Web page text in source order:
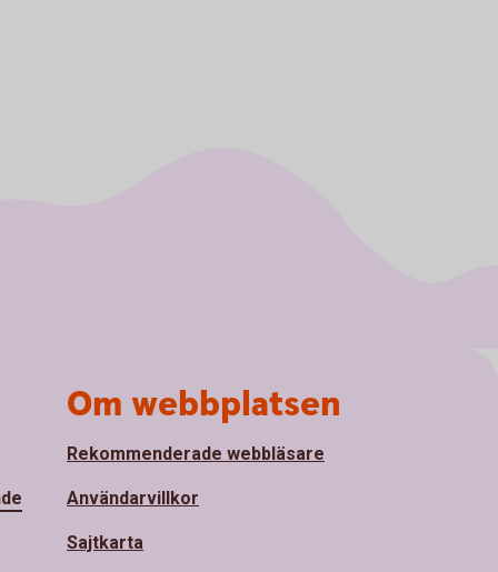
Om webbplatsen
Rekommenderade webbläsare
Användarvillkor
Sajtkarta